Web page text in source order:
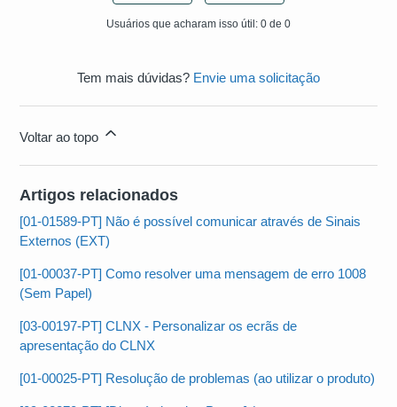
Usuários que acharam isso útil: 0 de 0
Tem mais dúvidas? Envie uma solicitação
Voltar ao topo
Artigos relacionados
[01-01589-PT] Não é possível comunicar através de Sinais
Externos (EXT)
[01-00037-PT] Como resolver uma mensagem de erro 1008
(Sem Papel)
[03-00197-PT] CLNX - Personalizar os ecrãs de
apresentação do CLNX
[01-00025-PT] Resolução de problemas (ao utilizar o produto)